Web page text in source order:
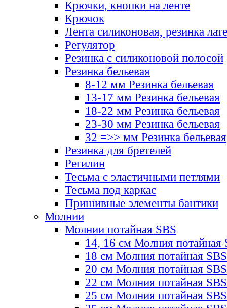
Крючки, кнопки на ленте
Крючок
Лента силиконовая, резинка
Регулятор
Резинка с силиконовой полосой
Резинка бельевая
8-12 мм Резинка бельевая
13-17 мм Резинка бельевая
18-22 мм Резинка бельевая
23-30 мм Резинка бельевая
32 =>> мм Резинка бельевая
Резинка для бретелей
Регилин
Тесьма с эластичными петлями
Тесьма под каркас
Пришивные элементы бантики
Молнии
Молнии потайная SBS
14, 16 см Молния потайная
18 см Молния потайная SBS
20 см Молния потайная SBS
22 см Молния потайная SBS
25 см Молния потайная SBS